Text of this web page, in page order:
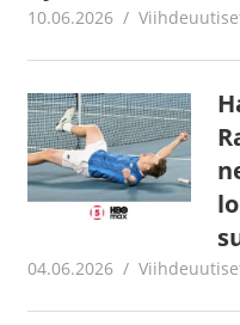
10.06.2026 Juha
04.06.2026 Juha